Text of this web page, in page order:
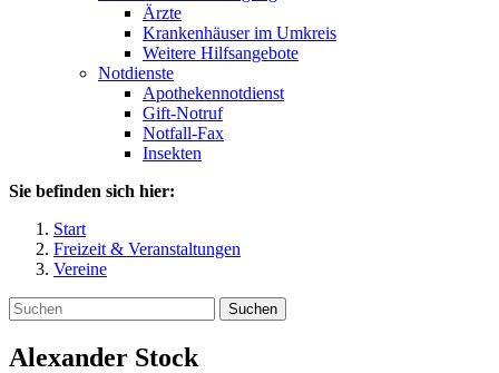
Ärzte
Krankenhäuser im Umkreis
Weitere Hilfsangebote
Notdienste
Apothekennotdienst
Gift-Notruf
Notfall-Fax
Insekten
Sie befinden sich hier:
Start
Freizeit & Veranstaltungen
Vereine
Suchen
Alexander Stock